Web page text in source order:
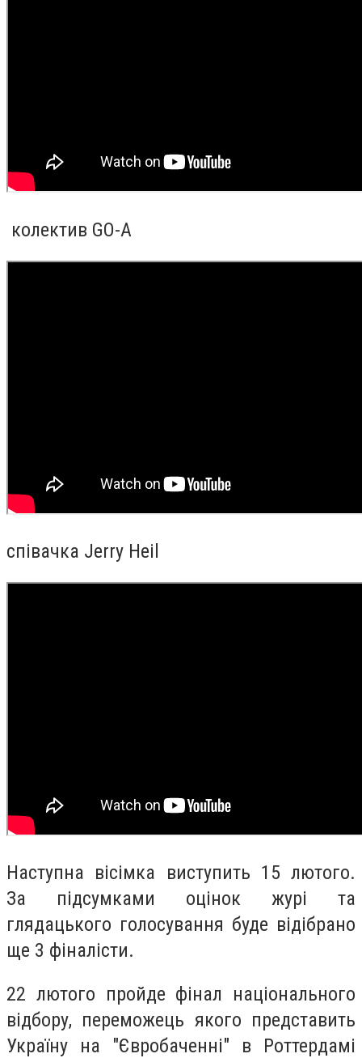
колектив GO-A
співачка Jerry Heil
Наступна вісімка виступить 15 лютого.
За підсумками оцінок журі та
глядацького голосування буде відібрано
ще 3 фіналісти.
22 лютого пройде фінал національного
відбору, переможець якого представить
Україну на "Євробаченні" в Роттердамі